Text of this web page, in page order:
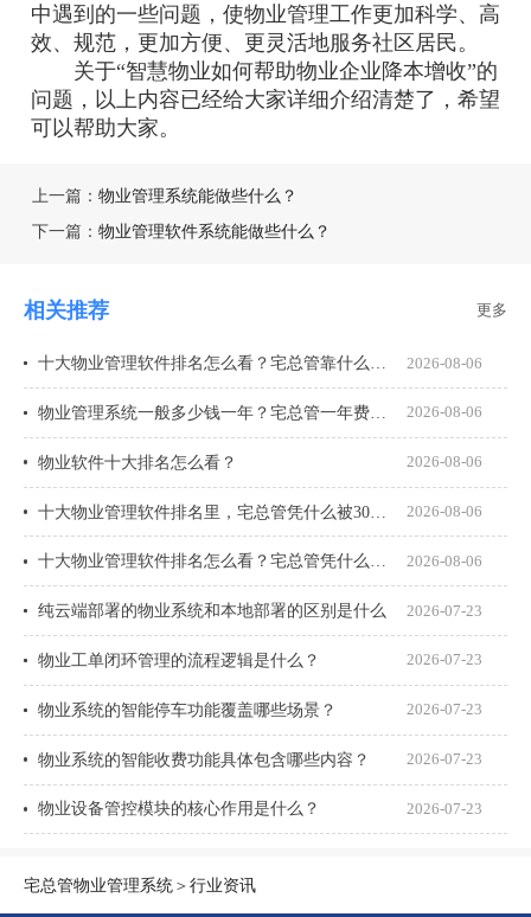
中遇到的一些问题，使物业管理工作更加科学、高
效、规范，更加方便、更灵活地服务社区居民。
关于“智慧物业如何帮助物业企业降本增收”的
问题，以上内容已经给大家详细介绍清楚了，希望
可以帮助大家。
上一篇： 物业管理系统能做些什么？
下一篇： 物业管理软件系统能做些什么？
相关推荐 更多
2026-08-06
2026-08-06
物业软件十大排名怎么看？ 2026-08-06
2026-08-06
十大物业管理软件排名怎么看？宅总管凭什么能进榜？ 2026-08-06
纯云端部署的物业系统和本地部署的区别是什么 2026-07-23
物业工单闭环管理的流程逻辑是什么？ 2026-07-23
物业系统的智能停车功能覆盖哪些场景？ 2026-07-23
物业系统的智能收费功能具体包含哪些内容？ 2026-07-23
物业设备管控模块的核心作用是什么？ 2026-07-23
宅总管物业管理系统＞行业资讯